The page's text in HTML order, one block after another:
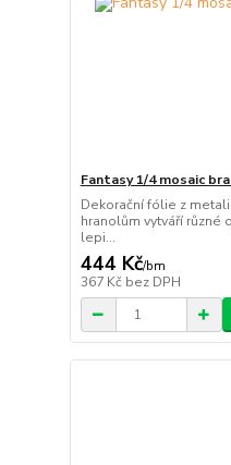
Fantasy 1/4 mosaic
Dekorační fólie z
hranolům vytváří různé
lepi...
444 Kč/bm
367 Kč bez DPH